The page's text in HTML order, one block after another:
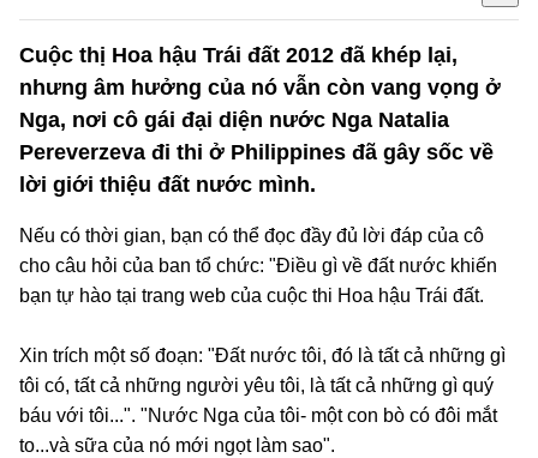
Cuộc thị Hoa hậu Trái đất 2012 đã khép lại,
nhưng âm hưởng của nó vẫn còn vang vọng ở
Nga, nơi cô gái đại diện nước Nga Natalia
Pereverzeva đi thi ở Philippines đã gây sốc về
lời giới thiệu đất nước mình.
Nếu có thời gian, bạn có thể đọc đầy đủ lời đáp của cô
cho câu hỏi của ban tổ chức: "Điều gì về đất nước khiến
bạn tự hào tại trang web của cuộc thi Hoa hậu Trái đất.
Xin trích một số đoạn: "Đất nước tôi, đó là tất cả những gì
tôi có, tất cả những người yêu tôi, là tất cả những gì quý
báu với tôi...". "Nước Nga của tôi- một con bò có đôi mắt
to...và sữa của nó mới ngọt làm sao".